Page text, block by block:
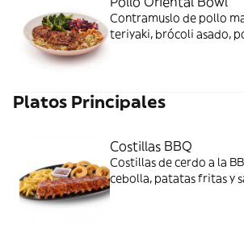
Contramuslo de pollo
teriyaki, brócoli asado,
Platos Principales
Costillas BBQ
Costillas de cerdo a la
cebolla, patatas fritas y